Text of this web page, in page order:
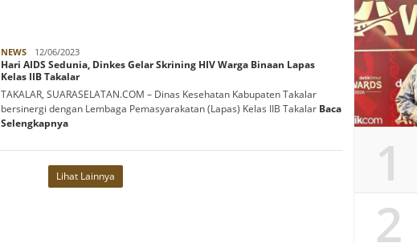
NEWSRabbani
12/06/2023
Hari AIDS Sedunia, Dinkes Gelar Skrining HIV Warga Binaan Lapas
Kelas IIB Takalar
TAKALAR, SUARASELATAN.COM – Dinas Kesehatan Kabupaten Takalar
bersinergi dengan Lembaga Pemasyarakatan (Lapas) Kelas IIB Takalar Baca
Selengkapnya
Lihat Lainnya 1
2